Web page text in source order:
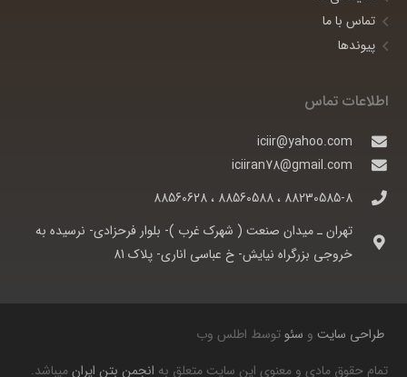
تماس با ما
پیوندها
اطلاعات تماس
iciir@yahoo.com
iciiran78@gmail.com
88230585-8 ، 88560588 ، 88560628
تهران ـ ميدان صنعت ( شهرک غرب )- بلوار فرحزادی- نرسيده به
خروجی بزرگراه نيايش- خ عباسی اناری- پلاک 81
طراحی سایت و سئوتوسط اطلس وب
تمام حقوق مادی و معنوی این سایت متعلق به انجمن بتن ایرانمیباشد.